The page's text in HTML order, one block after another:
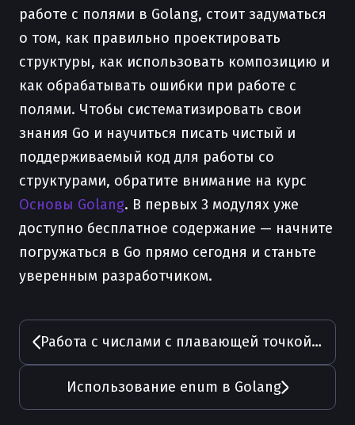
работе с полями в Golang, стоит задуматься
о том, как правильно проектировать
структуры, как использовать композицию и
как обрабатывать ошибки при работе с
полями. Чтобы систематизировать свои
знания Go и научиться писать чистый и
поддерживаемый код для работы со
структурами, обратите внимание на курс
Основы Golang. В первых 3 модулях уже
доступно бесплатное содержание — начните
погружаться в Go прямо сегодня и станьте
уверенным разработчиком.
Работа с числами с плавающей точкой в Golang
Использование enum в Golang